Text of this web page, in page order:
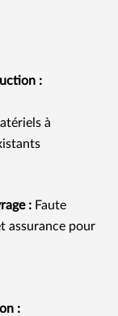
:
à
: Faute
assurance pour
: